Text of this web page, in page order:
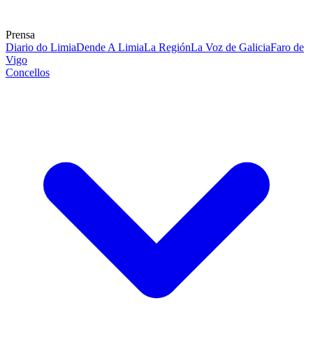
Prensa
Diario do LimiaDende A LimiaLa RegiónLa Voz de GaliciaFaro de
Vigo
Concellos